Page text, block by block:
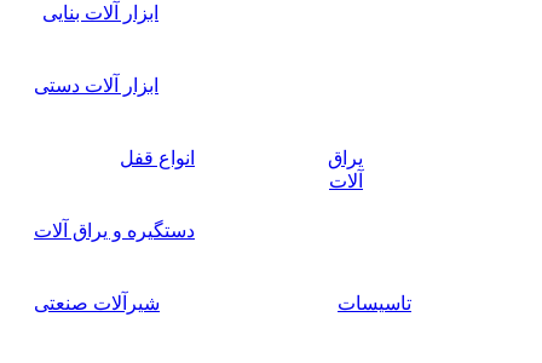
ابزار آلات بنایی
ابزار آلات دستی
یراق
آلات
انواع قفل
دستگیره و یراق آلات
تاسیسات شیرآلات صنعتی